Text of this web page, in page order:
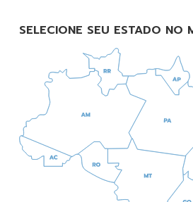
SELECIONE SEU ESTADO NO